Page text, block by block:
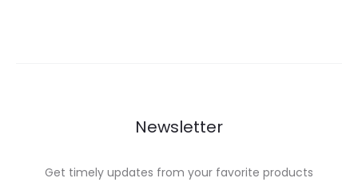
Newsletter
Get timely updates from your favorite products